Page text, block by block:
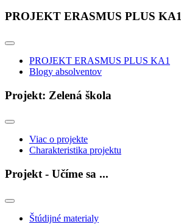
PROJEKT ERASMUS PLUS KA1
PROJEKT ERASMUS PLUS KA1
Blogy absolventov
Projekt: Zelená škola
Viac o projekte
Charakteristika projektu
Projekt - Učíme sa ...
Štúdijné materialy